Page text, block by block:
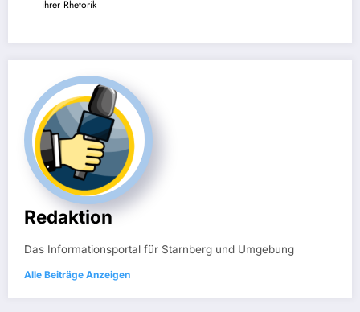
ihrer Rhetorik
Redaktion
Das Informationsportal für Starnberg und Umgebung
Alle Beiträge Anzeigen